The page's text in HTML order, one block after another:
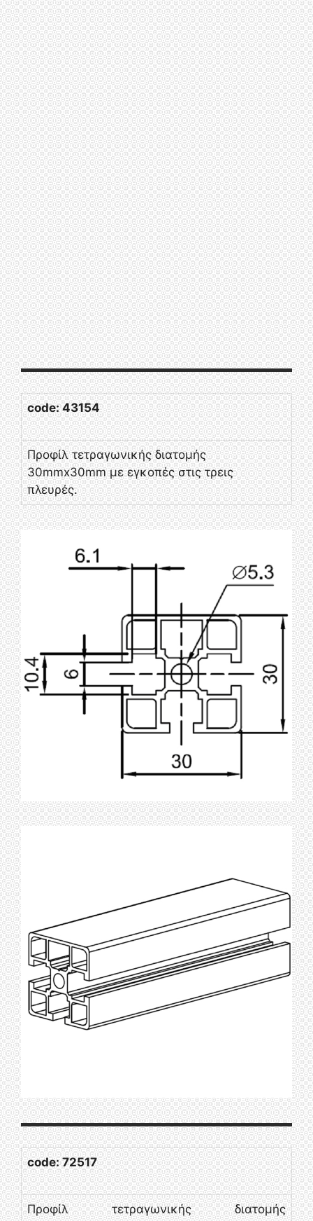
code: 43154
Προφίλ τετραγωνικής διατομής
30mmx30mm με εγκοπές στις τρεις
πλευρές.
code: 72517
Προφίλ τετραγωνικής διατομής